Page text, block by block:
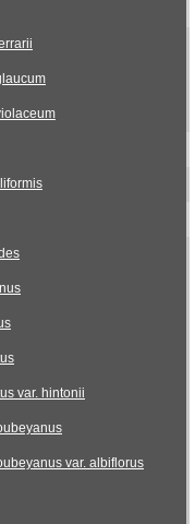
var. hintonii
var. albiflorus